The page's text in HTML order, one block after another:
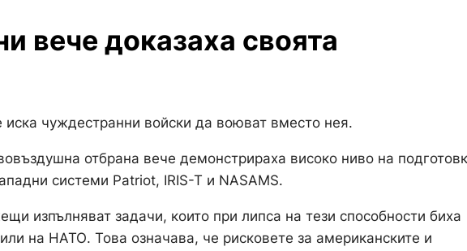
вече доказаха своята
чуждестранни войски да воюват вместо нея.
отбрана вече демонстрираха високо ниво на
системи Patriot, IRIS-T и NASAMS.
изпълняват задачи, които при липса на тези способности биха
на НАТО. Това означава, че рисковете за американските и